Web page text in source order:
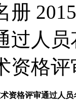
册
过人
资格
资格评审通过人员